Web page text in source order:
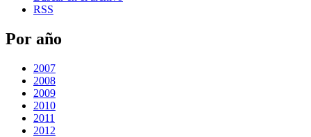
RSS
Por año
2007
2008
2009
2010
2011
2012